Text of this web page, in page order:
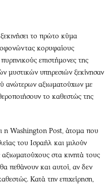
Έξοδος
Media
Εκπομπές
Wine routes
Podcasts
Προσωπικότητες στην ''Κ''
Επιστολές
το πρώτο κύμα
κορυφαίους
επιστήμονες της
μυστικών υπηρεσιών ξεκίνησαν
ανώτερων αξιωματούχων με
το καθεστώς της
η Washington Post, άτομα που
του Ισραήλ και μιλούν
στα κινητά τους
πεθάνουν και αυτοί, αν δεν
Κατά την επιχείρηση,